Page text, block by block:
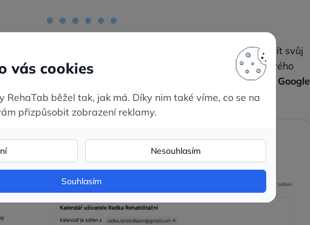
a pracovního kalendáře používali pouze jeden? Chcete mít svůj
přihlášení do RehaTabu? Uvítali byste možnost sdílení svého
tyto požadavky řeší
propojení kalendáře RehaTabu s Google